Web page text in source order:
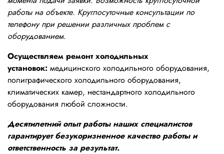
работы на объекте. Круглосуточные консультации по
телефону при решении различных проблем с
оборудованием.
Осуществляем ремонт холодильных
установок: медицинского холодильного оборудования,
полиграфического холодильного оборудования,
климатических камер, нестандартного холодильного
оборудования любой сложности.
Десятилетний опыт работы наших специалистов
гарантирует безукоризненное качество работы и
ответственность за результат.